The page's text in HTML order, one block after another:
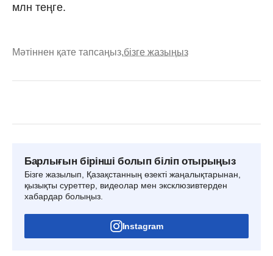
млн теңге.
Мәтіннен қате тапсаңыз,бізге жазыңыз
Барлығын бірінші болып біліп отырыңыз
Бізге жазылып, Қазақстанның өзекті жаңалықтарынан,
қызықты суреттер, видеолар мен эксклюзивтерден
хабардар болыңыз.
Instagram